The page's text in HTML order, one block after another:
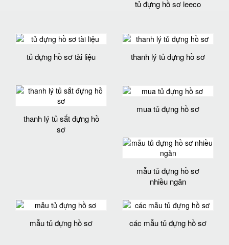
tủ đựng hồ sơ leeco
tủ đựng hồ sơ tài liệu thanh lý tủ đựng hồ sơ
thanh lý tủ sắt đựng hồ
sơ
mua tủ đựng hồ sơ
mẫu tủ đựng hồ sơ
nhiều ngăn
mẫu tủ đựng hồ sơ các mẫu tủ đựng hồ sơ